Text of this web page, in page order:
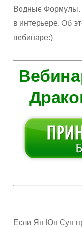
Водные Формулы.
в интерьере. Об
вебинаре:)
Если Ян Юн Сун